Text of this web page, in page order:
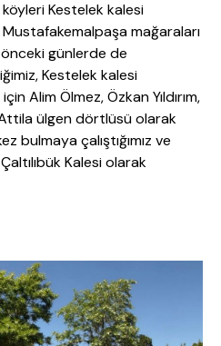
köyleri Kestelek kalesi
Mustafakemalpaşa mağaraları
günlerde de
Kestelek kalesi
Alim Ölmez, Özkan Yıldırım,
Attila ülgen dörtlüsü olarak
bulmaya çalıştığımız ve
Kalesi olarak